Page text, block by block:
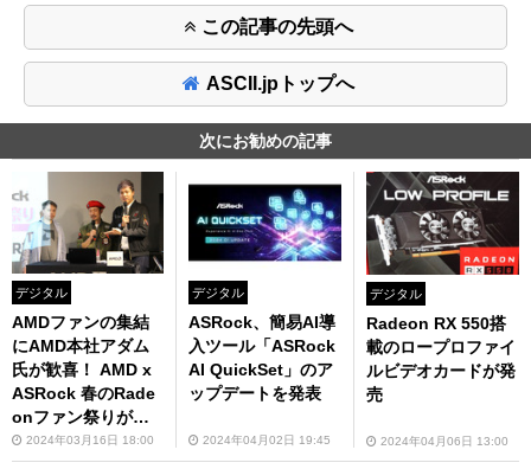
この記事の先頭へ
ASCII.jpトップへ
次にお勧めの記事
デジタル
AMDファンの集結
にAMD本社アダム
氏が歓喜！ AMD x
ASRock 春のRade
onファン祭りが大
盛況2024年03月16日 18:00
デジタル
ASRock、簡易AI導
入ツール「ASRock
AI QuickSet」のア
ップデートを発表
2024年04月02日 19:45
デジタル
Radeon RX 550搭
載のロープロファイ
ルビデオカードが発
売
2024年04月06日 13:00